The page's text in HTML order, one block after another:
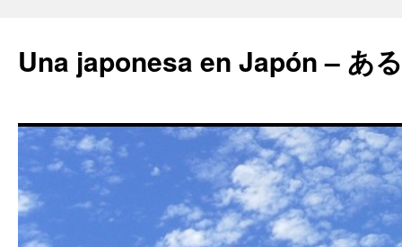
Una japonesa en Japón – あ